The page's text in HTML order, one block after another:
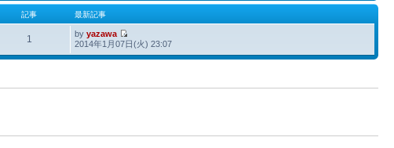
記事 最新記事
1 byyazawa
2014年1月07日(火) 23:07